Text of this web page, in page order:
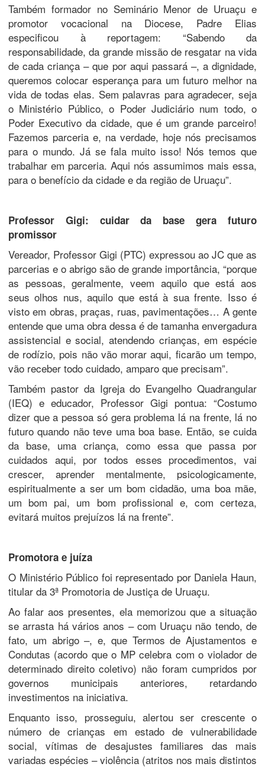
Também formador no Seminário Menor de Uruaçu e
promotor vocacional na Diocese, Padre Elias
especificou à reportagem: “Sabendo da
responsabilidade, da grande missão de resgatar na vida
de cada criança – que por aqui passará –, a dignidade,
queremos colocar esperança para um futuro melhor na
vida de todas elas. Sem palavras para agradecer, seja
o Ministério Público, o Poder Judiciário num todo, o
Poder Executivo da cidade, que é um grande parceiro!
Fazemos parceria e, na verdade, hoje nós precisamos
para o mundo. Já se fala muito isso! Nós temos que
trabalhar em parceria. Aqui nós assumimos mais essa,
para o benefício da cidade e da região de Uruaçu”.
Professor Gigi: cuidar da base gera futuro
promissor
Vereador, Professor Gigi (PTC) expressou ao JC que as
parcerias e o abrigo são de grande importância, “porque
as pessoas, geralmente, veem aquilo que está aos
seus olhos nus, aquilo que está à sua frente. Isso é
visto em obras, praças, ruas, pavimentações… A gente
entende que uma obra dessa é de tamanha envergadura
assistencial e social, atendendo crianças, em espécie
de rodízio, pois não vão morar aqui, ficarão um tempo,
vão receber todo cuidado, amparo que precisam”.
Também pastor da Igreja do Evangelho Quadrangular
(IEQ) e educador, Professor Gigi pontua: “Costumo
dizer que a pessoa só gera problema lá na frente, lá no
futuro quando não teve uma boa base. Então, se cuida
da base, uma criança, como essa que passa por
cuidados aqui, por todos esses procedimentos, vai
crescer, aprender mentalmente, psicologicamente,
espiritualmente a ser um bom cidadão, uma boa mãe,
um bom pai, um bom profissional e, com certeza,
evitará muitos prejuízos lá na frente”.
Promotora e juíza
O Ministério Público foi representado por Daniela Haun,
titular da 3ª Promotoria de Justiça de Uruaçu.
Ao falar aos presentes, ela memorizou que a situação
se arrasta há vários anos – com Uruaçu não tendo, de
fato, um abrigo –, e, que Termos de Ajustamentos e
Condutas (acordo que o MP celebra com o violador de
determinado direito coletivo) não foram cumpridos por
governos municipais anteriores, retardando
investimentos na iniciativa.
Enquanto isso, prosseguiu, alertou ser crescente o
número de crianças em estado de vulnerabilidade
social, vítimas de desajustes familiares das mais
variadas espécies – violência (atritos nos mais distintos